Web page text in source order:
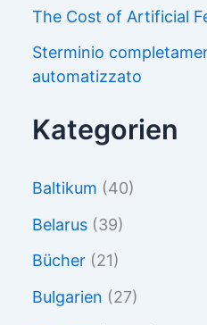
The Cost of Artificial
Sterminio
automatizzato
Kategorien
Baltikum (40)
Belarus (39)
Bücher (21)
Bulgarien (27)